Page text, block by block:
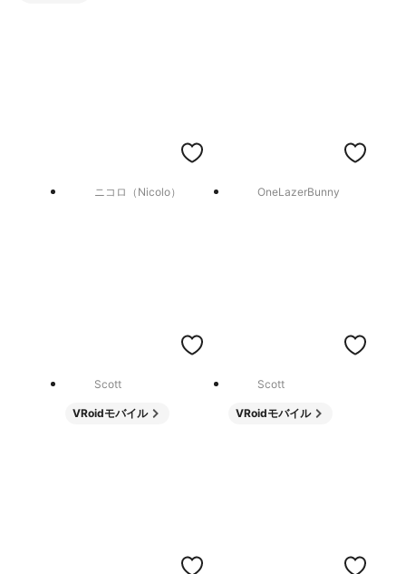
ニコロ（Nicolo） OneLazerBunny
Scott
VRoidモバイル
Scott
VRoidモバイル